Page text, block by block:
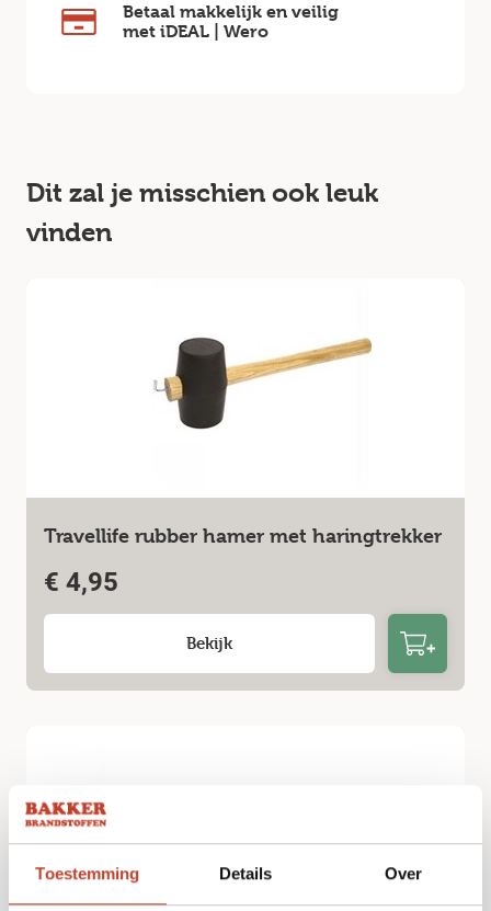
Toestemming Details Over
Betaal makkelijk en veilig
met iDEAL | Wero
Dit zal je misschien ook leuk
vinden
Travellife rubber hamer met haringtrekker
€ 4,95
Bekijk